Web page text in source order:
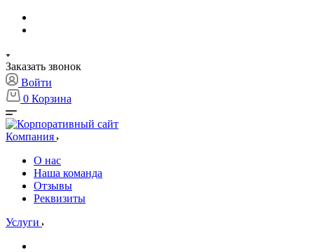
Заказать звонок
Войти
0 Корзина
Компания
О нас
Наша команда
Отзывы
Реквизиты
Услуги